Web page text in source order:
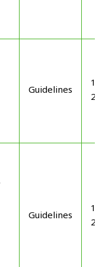
Guidelines
Guidelines